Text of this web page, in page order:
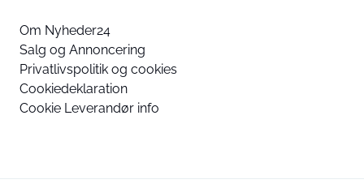
Om Nyheder24
Salg og Annoncering
Privatlivspolitik og cookies
Cookiedeklaration
Cookie Leverandør info